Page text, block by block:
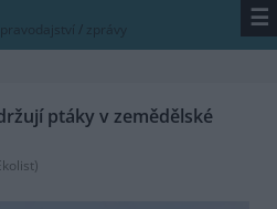
/ zprávy ☰
ptáky v zemědělské
)